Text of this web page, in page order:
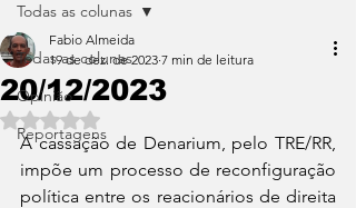
Todas as colunas
Opinião
Reportagens
Todas as colunas
20/12/2023
Fabio Almeida
19 de dez. de 2023 7 min de leitura
Avaliado com NaN de 5 estrelas.
A cassação de Denarium, pelo TRE/RR,
impõe um processo de reconfiguração
política entre os reacionários de direita